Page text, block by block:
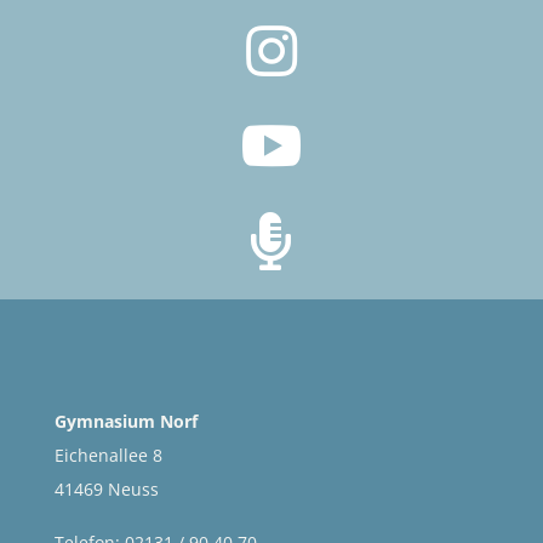



Gymnasium Norf
Eichenallee 8
41469 Neuss